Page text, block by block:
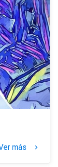
más keyboard_arrow_right